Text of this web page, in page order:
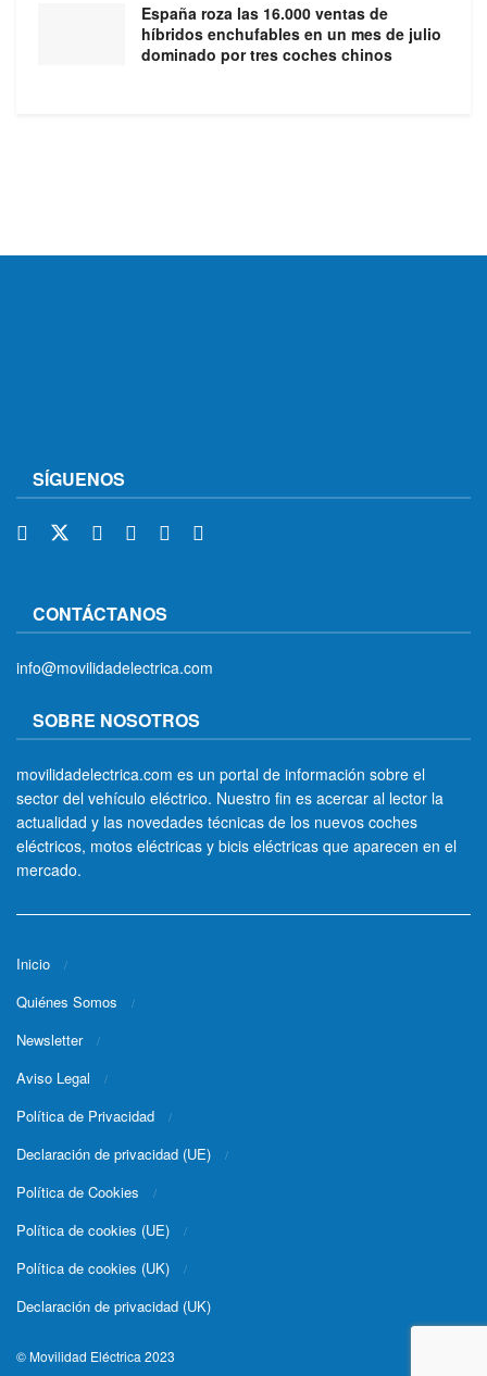
España roza las 16.000 ventas de
híbridos enchufables en un mes de julio
dominado por tres coches chinos
SÍGUENOS
CONTÁCTANOS
info@movilidadelectrica.com
SOBRE NOSOTROS
movilidadelectrica.com es un portal de información sobre el
sector del vehículo eléctrico. Nuestro fin es acercar al lector la
actualidad y las novedades técnicas de los nuevos coches
eléctricos, motos eléctricas y bicis eléctricas que aparecen en el
mercado.
Inicio
Quiénes Somos
Newsletter
Aviso Legal
Política de Privacidad
Declaración de privacidad (UE)
Política de Cookies
Política de cookies (UE)
Política de cookies (UK)
Declaración de privacidad (UK)
© Movilidad Eléctrica 2023